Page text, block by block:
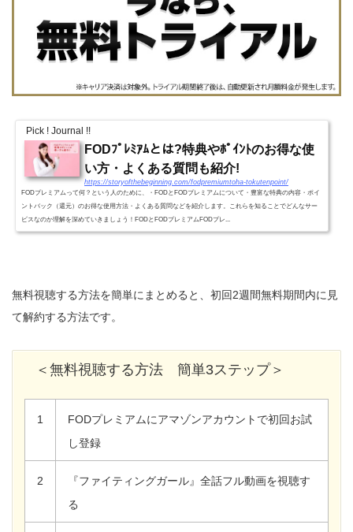
Pick ! Journal !!
FODﾌﾟﾚﾐｱﾑとは?特典やﾎﾟｲﾝﾄのお得な使
い方・よくある質問も紹介!
https://storyofthebeginning.com/fodpremiumtoha-tokutenpoint/
FODプレミアムって何？という人のために、・FODとFODプレミアムについて・豊富な特典の内容・ポイ
ントバック（還元）のお得な使用方法・よくある質問などを紹介します。これらを知ることでどんなサー
ビスなのか理解を深めていきましょう！FODとFODプレミアムFODプレ...
無料視聴する方法を簡単にまとめると、初回2週間無料期間内に見
て解約する方法です。
＜無料視聴する方法 簡単3ステップ＞
1
FODプレミアムにアマゾンアカウントで初回お試
し登録
2
『ファイティングガール』全話フル動画を視聴す
る